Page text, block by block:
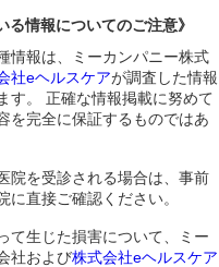
る情報についてのご注意》
情報は、ミーカンパニー株式
社eヘルスケアが調査した情報
す。 正確な情報掲載に努めて
を完全に保証するものではあ
院を受診される場合は、事前
に直接ご確認ください。
て生じた損害について、ミー
社および株式会社eヘルスケア